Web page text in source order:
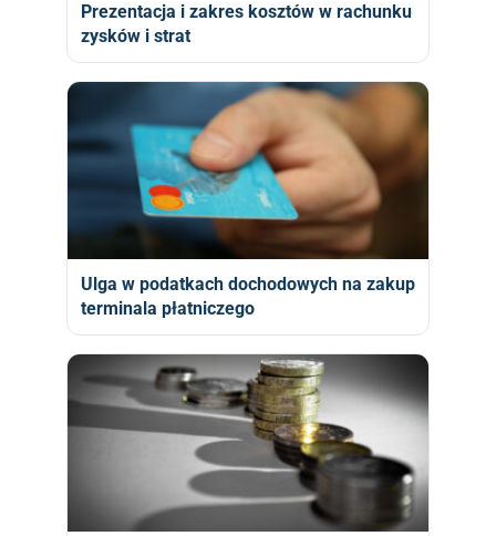
Prezentacja i zakres kosztów w rachunku
zysków i strat
Ulga w podatkach dochodowych na zakup
terminala płatniczego